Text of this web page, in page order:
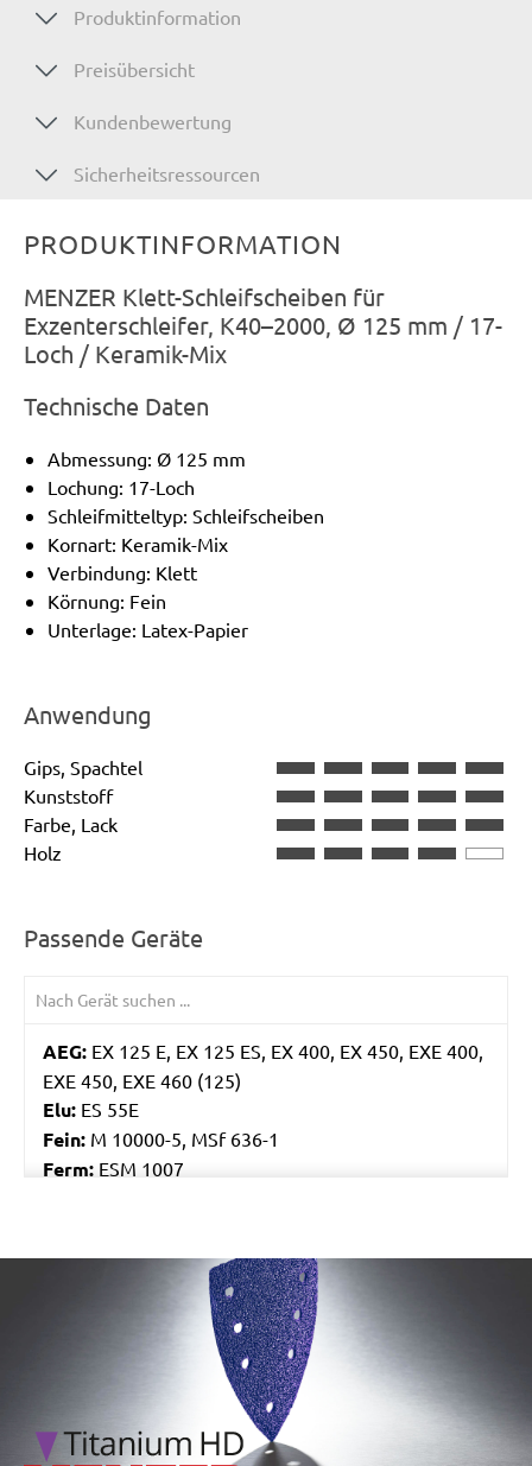
Produktinformation
Preisübersicht
Kundenbewertung
Sicherheitsressourcen
PRODUKTINFORMATION
MENZER Klett-Schleifscheiben für
Exzenterschleifer, K40–2000, Ø 125 mm / 17-
Loch / Keramik-Mix
Technische Daten
Abmessung: Ø 125 mm
Lochung: 17-Loch
Schleifmitteltyp: Schleifscheiben
Kornart: Keramik-Mix
Verbindung: Klett
Körnung: Fein
Unterlage: Latex-Papier
Anwendung
Gips, Spachtel
Kunststoff
Farbe, Lack
Holz
Passende Geräte
AEG: EX 125 E, EX 125 ES, EX 400, EX 450, EXE 400,
EXE 450, EXE 460 (125)
Elu: ES 55E
Fein: M 10000-5, MSf 636-1
Ferm: ESM 1007
AA, 7470 MA
WU651, WU652, WX652, WX656
GEX 125 AVE, GEX 125-1 AE, GEX 125A, GEX
125AC, GEX 150 AVE, PEX 125A-1, PEX 125AE, PEX
12A, PEX 12AE, PEX 220A, PEX 270A, PEX 270AE,
PEX 300A, PEX 300AE, PEX 400AE
Kress:
300 EXE, 900 MPS, CPS 6125 Set, CPS 6125-
1, CPS 6125-E, HEX 1385E, HEX 6385E
/marketing/parallax/menzer/parallax_logos/